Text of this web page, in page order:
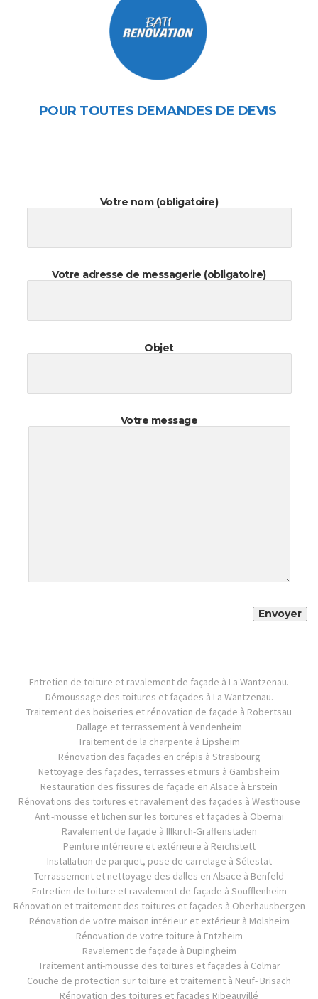
POUR TOUTES DEMANDES DE DEVIS
Votre nom (obligatoire)
Votre adresse de messagerie (obligatoire)
Objet
Votre message
Entretien de toiture et ravalement de façade à La Wantzenau.
Démoussage des toitures et façades à La Wantzenau.
Traitement des boiseries et rénovation de façade à Robertsau
Dallage et terrassement à Vendenheim
Traitement de la charpente à Lipsheim
Rénovation des façades en crépis à Strasbourg
Nettoyage des façades, terrasses et murs à Gambsheim
Restauration des fissures de façade en Alsace à Erstein
Rénovations des toitures et ravalement des façades à Westhouse
Anti-mousse et lichen sur les toitures et façades à Obernai
Ravalement de façade à Illkirch-Graffenstaden
Peinture intérieure et extérieure à Reichstett
Installation de parquet, pose de carrelage à Sélestat
Terrassement et nettoyage des dalles en Alsace à Benfeld
Entretien de toiture et ravalement de façade à Soufflenheim
Rénovation et traitement des toitures et façades à Oberhausbergen
Rénovation de votre maison intérieur et extérieur à Molsheim
Rénovation de votre toiture à Entzheim
Ravalement de façade à Dupingheim
Traitement anti-mousse des toitures et façades à Colmar
Couche de protection sur toiture et traitement à Neuf- Brisach
Rénovation des toitures et façades Ribeauvillé